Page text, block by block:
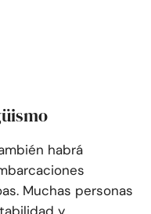
habrá
Muchas personas